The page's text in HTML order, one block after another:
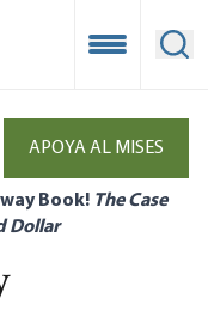
Open
APOYA AL MISES
Book! The Case
Dollar